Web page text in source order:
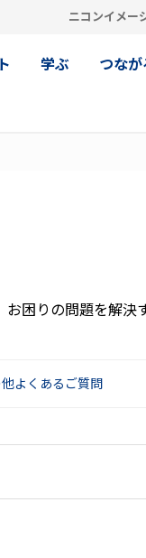
ニコンイメー
学ぶ つなが
困りの問題を解決
よくあるご質問